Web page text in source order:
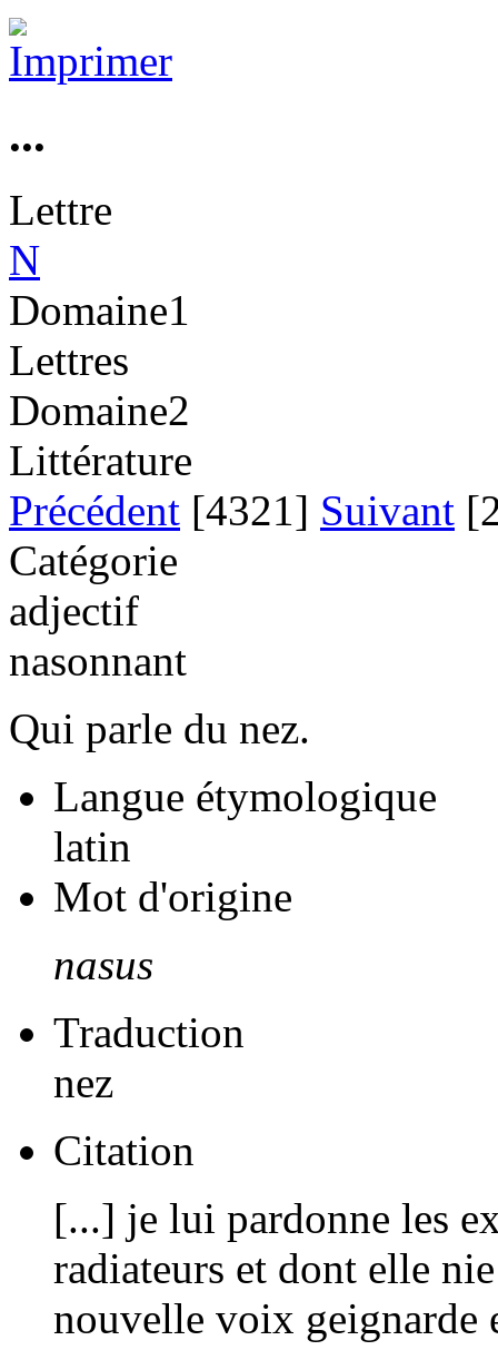
...
Lettre
N
Domaine1
Lettres
Domaine2
Littérature
Précédent [4321] Suivant
Catégorie
adjectif
nasonnant
Qui parle du nez.
Langue étymologique
latin
Mot d'origine
nasus
Traduction
nez
Citation
[...] je lui pardonne les
radiateurs et dont elle
nouvelle voix geignarde